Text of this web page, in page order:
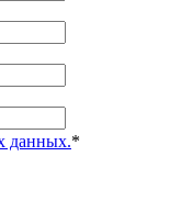
данных.*